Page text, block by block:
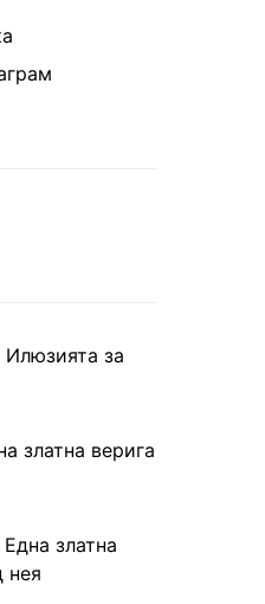
Илюзията за
златна верига
Една златна
нея